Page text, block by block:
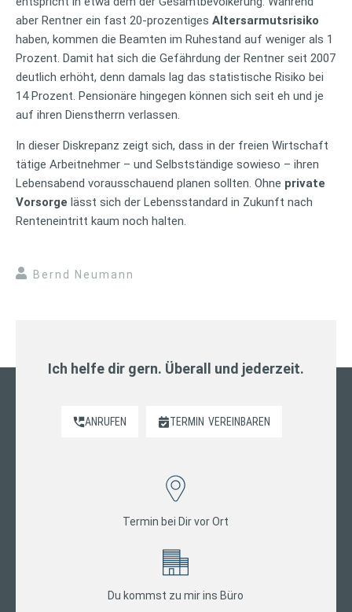
aber Rentner ein fast 20-prozentiges Altersarmutsrisiko
haben, kommen die Beamten im Ruhestand auf weniger als 1
Prozent. Damit hat sich die Gefährdung der Rentner seit 2007
deutlich erhöht, denn damals lag das statistische Risiko bei
14 Prozent. Pensionäre hingegen können sich seit eh und je
auf ihren Dienstherrn verlassen.
In dieser Diskrepanz zeigt sich, dass in der freien Wirtschaft
tätige Arbeitnehmer – und Selbstständige sowieso – ihren
Lebensabend vorausschauend planen sollten. Ohne private
Vorsorge lässt sich der Lebensstandard in Zukunft nach
Renteneintritt kaum noch halten.
Bernd Neumann
Ich helfe dir gern. Überall und jederzeit.
ANRUFEN TERMIN VEREINBAREN
Termin bei Dir vor Ort
Du kommst zu mir ins Büro